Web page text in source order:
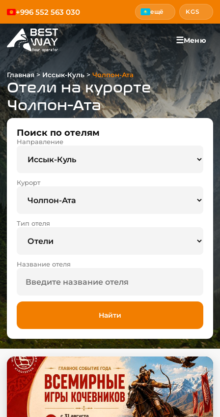
+996 552 563 030 ещё KGS
☰Меню
Главная > Иссык-Куль > Чолпон-Ата
Отели на курорте
Чолпон-Ата
Поиск по отелям
Направление
Курорт
Тип отеля
Название отеля
Найти